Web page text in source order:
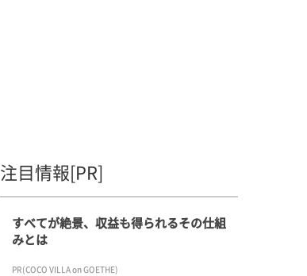
注目情報[PR]
すべてが絶景、収益も得られるその仕組
みとは
PR(COCO VILLA on GOETHE)